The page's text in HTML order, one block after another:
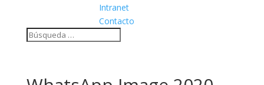
Intranet
Contacto